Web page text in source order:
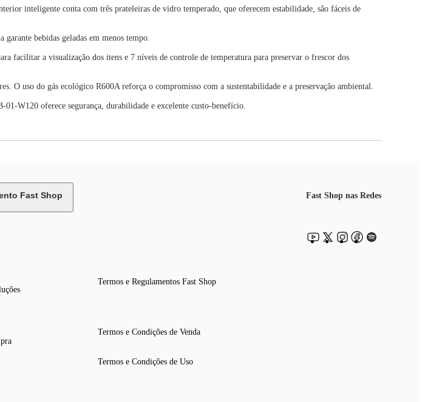
inteligente conta com três prateleiras de vidro temperado, que oferecem estabilidade, são fáceis de
bebidas geladas em menos tempo.
facilitar a visualização dos itens e 7 níveis de controle de temperatura para preservar o frescor dos
O uso do gás ecológico R600A reforça o compromisso com a sustentabilidade e a preservação ambiental.
W120 oferece segurança, durabilidade e excelente custo-benefício.
Fast Shop
Termos e Regulamentos Fast Shop
Termos e Condições de Venda
Termos e Condições de Uso
Fast Shop nas Redes